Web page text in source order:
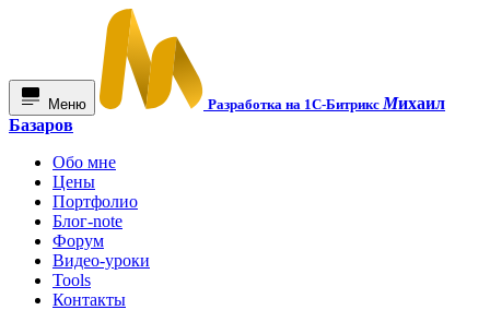
Меню Разработка на 1С-БитриксМихаил
Базаров
Обо мне
Цены
Портфолио
Блог-note
Форум
Видео-уроки
Tools
Контакты